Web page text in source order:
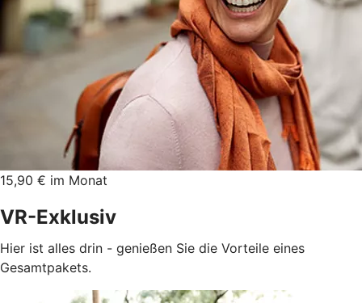
15,90 € im Monat
VR-Exklusiv
Hier ist alles drin - genießen Sie die Vorteile eines
Gesamtpakets.